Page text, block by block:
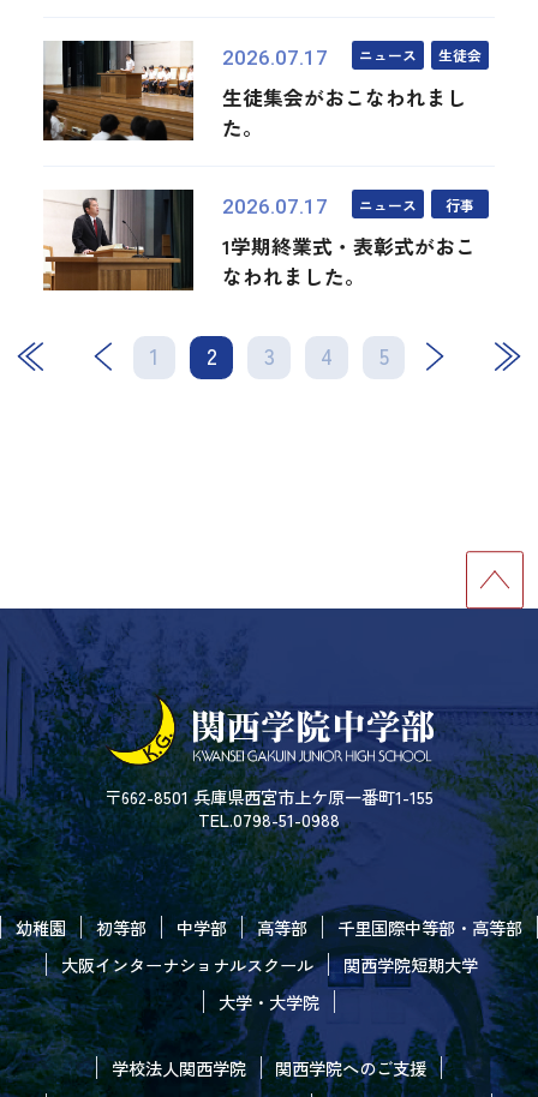
2026.07.17 ニュース 生徒会
生徒集会がおこなわれまし
た。
2026.07.17 ニュース 行事
1学期終業式・表彰式がおこ
なわれました。
1 2 3 4 5
次 最後
〒662-8501 兵庫県西宮市上ケ原一番町1-155
TEL.0798-51-0988
幼稚園 初等部 中学部 高等部
千里国際中等部・高等部
大阪インターナショナルスクール
関西学院短期大学
大学・大学院
学校法人関西学院
関西学院へのご支援